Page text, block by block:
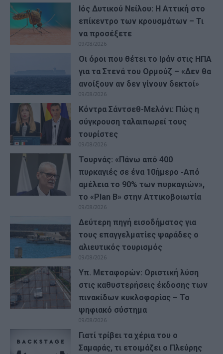
Ιός Δυτικού Νείλου: Η Αττική στο
επίκεντρο των κρουσμάτων – Τι
να προσέξετε
09/08/2026
Οι όροι που θέτει το Ιράν στις ΗΠΑ
για τα Στενά του Ορμούζ – «Δεν θα
ανοίξουν αν δεν γίνουν δεκτοί»
09/08/2026
Κόντρα Σάντσεθ-Μελόνι: Πώς η
σύγκρουση ταλαιπωρεί τους
τουρίστες
09/08/2026
Τουρνάς: «Πάνω από 400
πυρκαγιές σε ένα 10ήμερο -Από
αμέλεια το 90% των πυρκαγιών»,
το «Plan B» στην Αττικοβοιωτία
09/08/2026
Δεύτερη πηγή εισοδήματος για
τους επαγγελματίες ψαράδες ο
αλιευτικός τουρισμός
09/08/2026
Υπ. Μεταφορών: Οριστική λύση
στις καθυστερήσεις έκδοσης των
πινακίδων κυκλοφορίας – Το
ψηφιακό σύστημα
09/08/2026
Γιατί τρίβει τα χέρια του ο
Σαμαράς, τι ετοιμάζει ο Πλεύρης